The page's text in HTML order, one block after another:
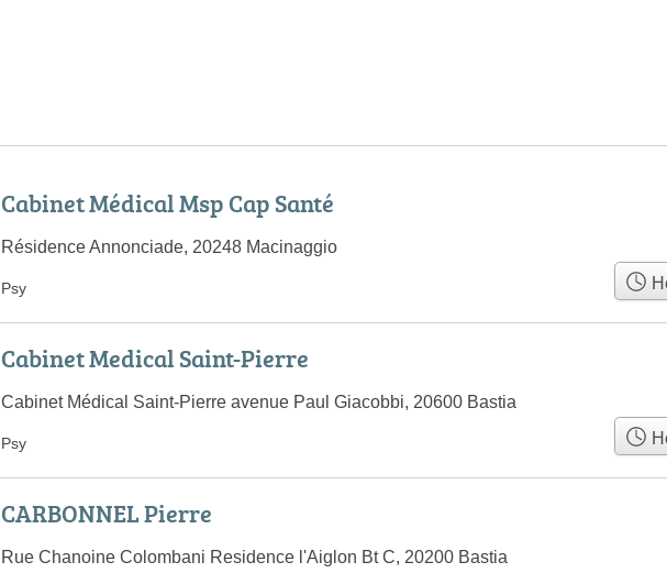
Cabinet Médical Msp Cap Santé
Résidence Annonciade, 20248 Macinaggio
Psy
Cabinet Medical Saint-Pierre
Cabinet Médical Saint-Pierre avenue Paul Giacobbi, 20600 Bastia
Psy
CARBONNEL Pierre
Rue Chanoine Colombani Residence l'Aiglon Bt C, 20200 Bastia